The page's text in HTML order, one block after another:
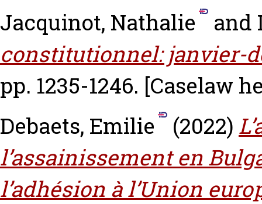
Jacquinot, Nathalie
and
constitutionnel: janvier-
pp. 1235-1246. [Caselaw
Debaets, Emilie
(2022)
l’assainissement en
l’adhésion à l’Union